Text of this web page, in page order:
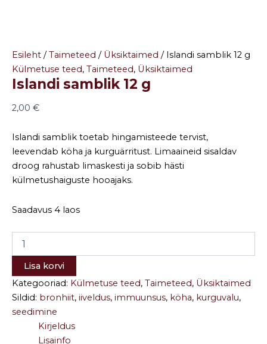
Esileht /Taimeteed / Üksiktaimed / Islandi samblik 12 g
Külmetuse teed, Taimeteed, Üksiktaimed
Islandi samblik 12 g
2,00 €
Islandi samblik toetab hingamisteede tervist,
leevendab köha ja kurguärritust. Limaaineid sisaldav
droog rahustab limaskesti ja sobib hästi
külmetushaiguste hooajaks.
Saadavus 4 laos
Lisa korvi
Kategooriad: Külmetuse teed, Taimeteed, Üksiktaimed
Sildid: bronhiit, iiveldus, immuunsus, köha, kurguvalu,
seedimine
Kirjeldus
Lisainfo